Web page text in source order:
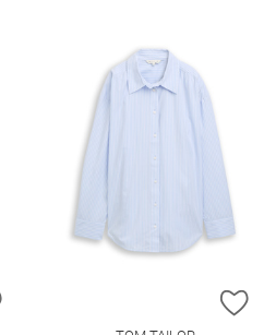
ZUR WUNSCHLISTE HINZUFÜGEN